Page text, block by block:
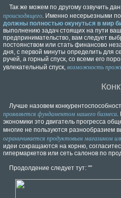
Так же можем по другому озвучить
происходящего. Именно несерьезными
должны полностью окунуться в мир
выполнению задач стоящих на пути
предпринимательство, вам следует
постоянством или стать финансово
дня, с первой минуты определить для
ручей, а горный спуск, со всеми его
увлекательный спуск, возможность
Лучше назовем
проявляется фундаментом нашего бизнеса.
экономики это двигатель прогресса
многие не пользуются разнообразием
ограничивается продуктовым магазином
идеи сокращаются на корню,
гипермаркетов или сеть салонов по
Продолдение следует тут: ""